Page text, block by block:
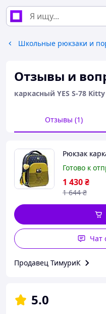
Школьные рюкзаки и
Отзывы и
каркасный YES S-78 Kitty
Отзывы (1)
Рюкзак
Готово к
1 430₴
1 644 ₴
Чат
Продавец ТимуриК
5.0